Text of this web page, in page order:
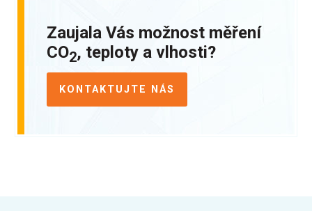
Zaujala Vás možnost měření
CO2, teploty a vlhosti?
KONTAKTUJTE NÁS